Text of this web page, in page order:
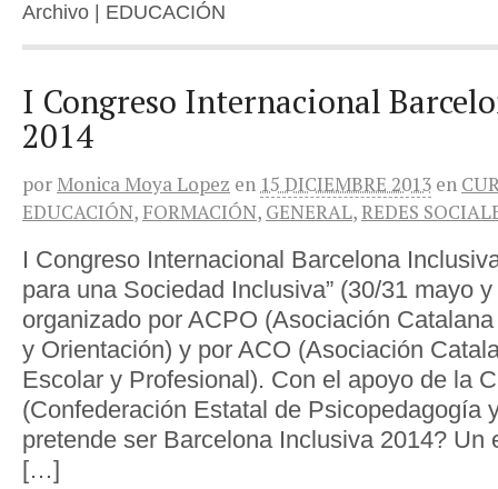
Archivo | EDUCACIÓN
I Congreso Internacional
2014
por Monica Moya Lopez en 15 DICIEMBRE 2013 en
EDUCACIÓN, FORMACIÓN, GENERAL,REDES
I Congreso Internacional Barcelona
para una Sociedad Inclusiva” (30/31 mayo
organizado por ACPO (Asociación
y Orientación) y por ACO (Asociación
Escolar y Profesional). Con el apoyo de la
(Confederación Estatal de Psicopedagogía
pretende ser Barcelona Inclusiva 2014? Un
[…]